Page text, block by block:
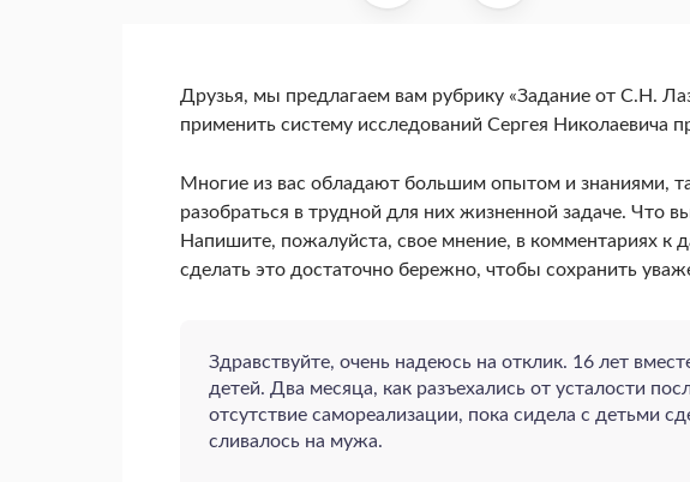
Друзья, мы предлагаем вам рубрику «Задание от С.Н.
применить систему исследований Сергея Николаевича
Многие из вас обладают большим опытом и знаниями,
разобраться в трудной для них жизненной задаче. Что
Напишите, пожалуйста, свое мнение, в комментариях к
сделать это достаточно бережно, чтобы сохранить
Здравствуйте, очень надеюсь на отклик. 16 лет
детей. Два месяца, как разъехались от усталости
отсутствие самореализации, пока сидела с детьми
сливалось на мужа.